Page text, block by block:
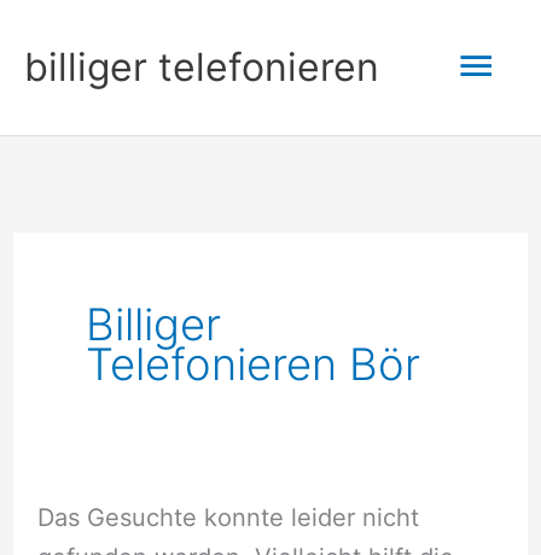
Inhalt
springen
billiger telefonieren
Billiger
Telefonieren Bör
Das Gesuchte konnte leider nicht